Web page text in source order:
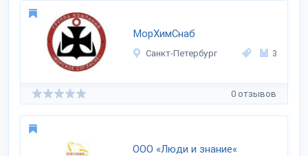
МорХимСнаб
Санкт-Петербург 3
0 отзывов
ООО «Люди и знание«